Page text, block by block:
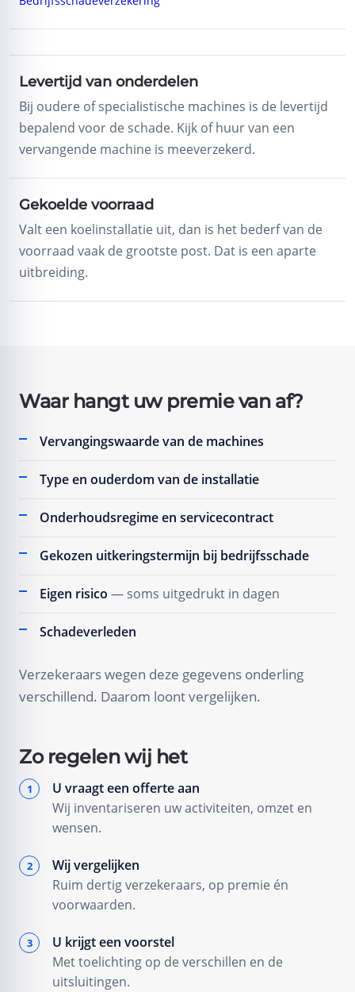
Levertijd van onderdelen
Bij oudere of specialistische machines is de levertijd
bepalend voor de schade. Kijk of huur van een
vervangende machine is meeverzekerd.
Gekoelde voorraad
Valt een koelinstallatie uit, dan is het bederf van de
voorraad vaak de grootste post. Dat is een aparte
uitbreiding.
Waar hangt uw premie van af?
Vervangingswaarde van de machines
Type en ouderdom van de installatie
Onderhoudsregime en servicecontract
Gekozen uitkeringstermijn bij bedrijfsschade
Eigen risico — soms uitgedrukt in dagen
Schadeverleden
Verzekeraars wegen deze gegevens onderling
verschillend. Daarom loont vergelijken.
Zo regelen wij het
U vraagt een offerte aan
Wij inventariseren uw activiteiten, omzet en
wensen.
Wij vergelijken
Ruim dertig verzekeraars, op premie én
voorwaarden.
U krijgt een voorstel
Met toelichting op de verschillen en de
uitsluitingen.